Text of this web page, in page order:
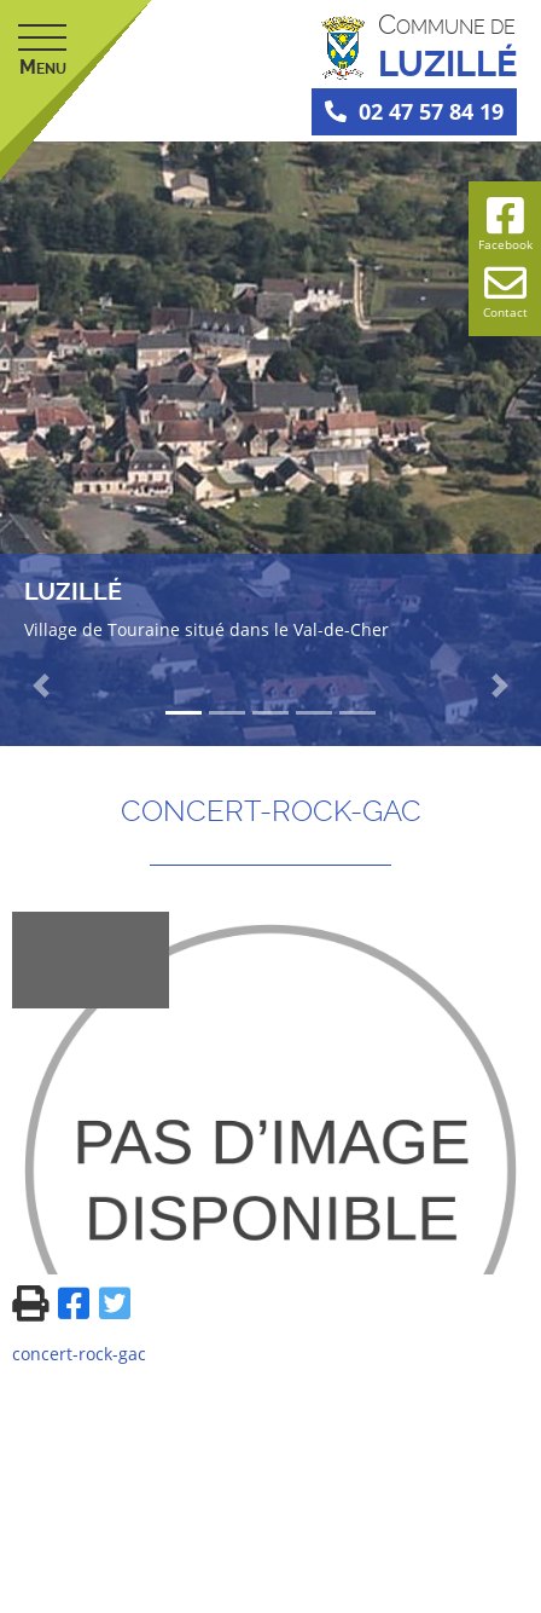
Facebook
Contact
M ENU
COMMUNE DE
LUZILLÉ
02 47 57 84 19
LUZILLÉ
Village de Touraine situé dans le Val-de-Cher
Previous Next
CONCERT-ROCK-GAC
concert-rock-gac